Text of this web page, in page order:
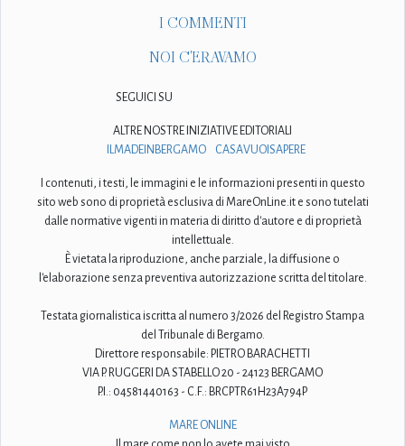
I COMMENTI
NOI C'ERAVAMO
SEGUICI SU
ALTRE NOSTRE INIZIATIVE EDITORIALI
ILMADEINBERGAMO
CASAVUOISAPERE
I contenuti, i testi, le immagini e le informazioni presenti in questo
sito web sono di proprietà esclusiva di MareOnLine.it e sono tutelati
dalle normative vigenti in materia di diritto d'autore e di proprietà
intellettuale.
È vietata la riproduzione, anche parziale, la diffusione o
l'elaborazione senza preventiva autorizzazione scritta del titolare.
Testata giornalistica iscritta al numero 3/2026 del Registro Stampa
del Tribunale di Bergamo.
Direttore responsabile: PIETRO BARACHETTI
VIA P. RUGGERI DA STABELLO 20 - 24123 BERGAMO
P.I.: 04581440163 - C.F.: BRCPTR61H23A794P
MARE ONLINE